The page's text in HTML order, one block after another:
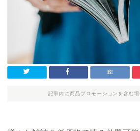
記事内に商品プロモーションを含む